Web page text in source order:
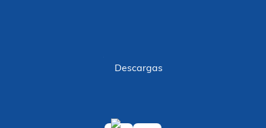
Descargas